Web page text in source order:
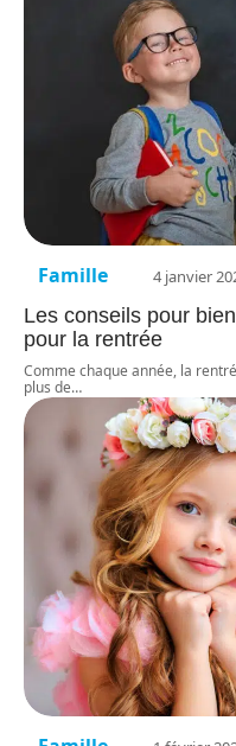
Famille 4 janvier
Les conseils pour
pour la rentrée
Comme chaque année, la
plus de…